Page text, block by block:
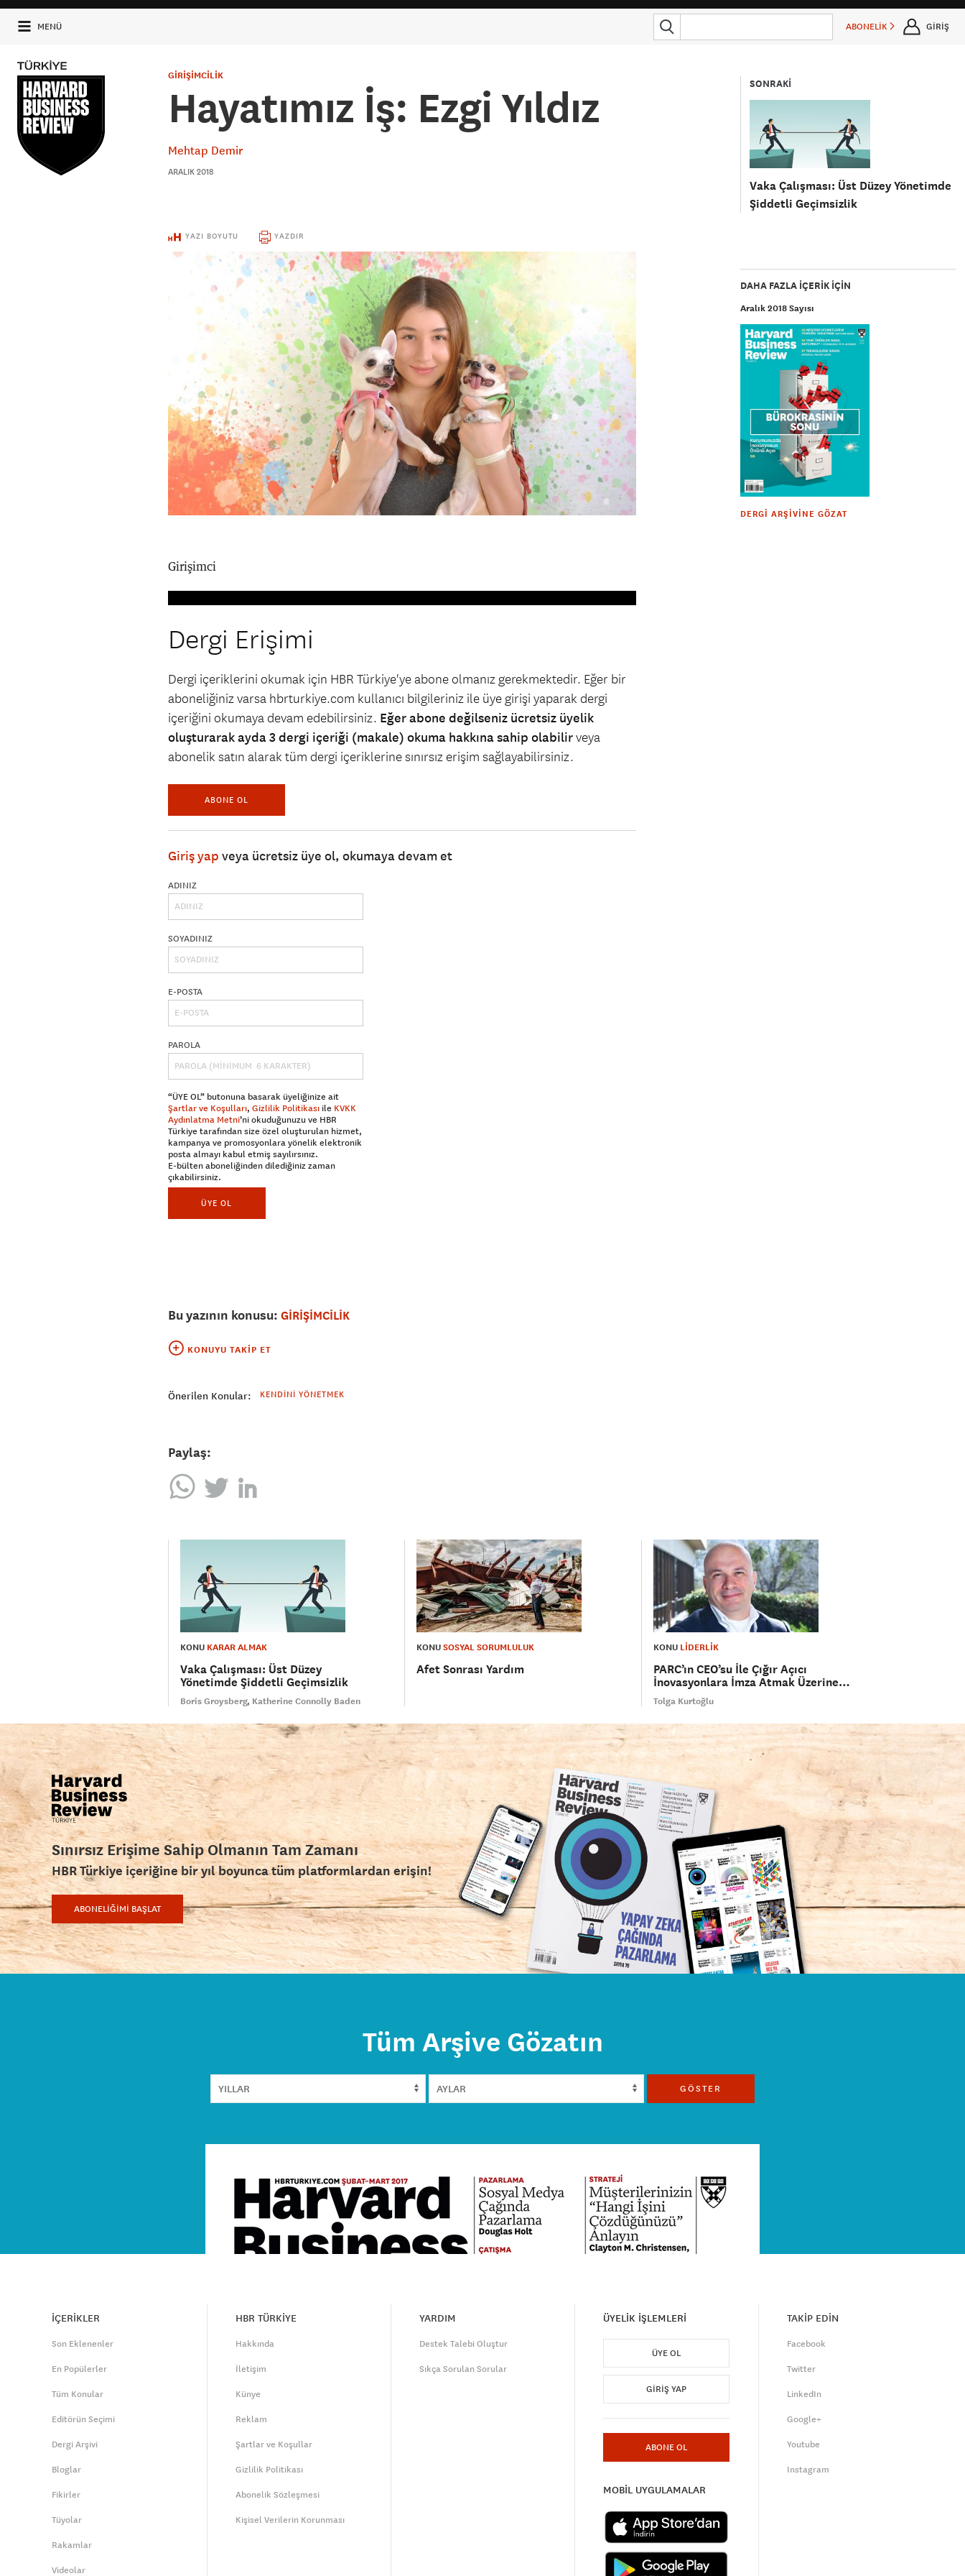
MENÜ ABONELİK GİRİŞ
SONRAKİ
Vaka Çalışması: Üst Düzey Yönetimde
Şiddetli Geçimsizlik
GİRİŞİMCİLİK
Hayatımız İş: Ezgi Yıldız
Mehtap Demir
ARALIK 2018
YAZI BOYUTU YAZDIR
DAHA FAZLA IÇERIK IÇIN
Aralık 2018 Sayısı
DERGI ARŞIVINE GÖZAT
Girişimci
Dergi Erişimi
Dergi içeriklerini okumak için HBR Türkiye'ye abone olmanız gerekmektedir. Eğer bir
aboneliğiniz varsa hbrturkiye.com kullanıcı bilgileriniz ile üye girişi yaparak dergi
içeriğini okumaya devam edebilirsiniz. Eğer abone değilseniz ücretsiz üyelik
oluşturarak ayda 3 dergi içeriği (makale) okuma hakkına sahip olabilirveya
abonelik satın alarak tüm dergi içeriklerine sınırsız erişim sağlayabilirsiniz.
ABONE OL
Giriş yap veya ücretsiz üye ol, okumaya devam et
ADINIZ
SOYADINIZ
E-POSTA
PAROLA
“ÜYE OL” butonuna basarak üyeliğinize ait
Şartlar ve Koşulları, Gizlilik Politikası ile KVKK
Aydınlatma Metni’ni okuduğunuzu ve HBR
Türkiye tarafından size özel oluşturulan hizmet,
kampanya ve promosyonlara yönelik elektronik
posta almayı kabul etmiş sayılırsınız.
E-bülten aboneliğinden dilediğiniz zaman
çıkabilirsiniz.
ÜYE OL
Bu yazının konusu: GİRİŞİMCİLİK
KONUYU TAKIP ET
Önerilen Konular: KENDINI YÖNETMEK
Paylaş:
KONU KARAR ALMAK
Vaka Çalışması: Üst Düzey
Yönetimde Şiddetli Geçimsizlik
Boris Groysberg Katherine Connolly Baden
KONUSOSYAL SORUMLULUK
Afet Sonrası Yardım
KONU LİDERLİK
PARC’ın CEO’su İle Çığır Açıcı
İnovasyonlara İmza Atmak Üzerine…
Tolga Kurtoğlu
Sınırsız Erişime Sahip Olmanın Tam Zamanı
HBR Türkiye içeriğine bir yıl boyunca tüm platformlardan erişin!
ABONELİĞİMİ BAŞLAT
Tüm Arşive Gözatın
GÖSTER
İÇERİKLER
Son Eklenenler
En Popülerler
Tüm Konular
Editörün Seçimi
Dergi Arşivi
Bloglar
Fikirler
Tüyolar
Rakamlar
Videolar
HBR TÜRKİYE
Hakkında
İletişim
Künye
Reklam
Şartlar ve Koşullar
Gizlilik Politikası
Abonelik Sözleşmesi
Kişisel Verilerin Korunması
YARDIM
Destek Talebi Oluştur
Sıkça Sorulan Sorular
ÜYELİK İŞLEMLERİ
ÜYE OL
GIRIŞ YAP
ABONE OL
MOBİL UYGULAMALAR
TAKİP EDİN
Facebook
Twitter
LinkedIn
Google+
Youtube
Instagram